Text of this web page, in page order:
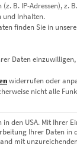
x 60 cm, 120 x
B. IP-Adressen), z.
und Inhalten.
finden Sie in
Daten
widerrufen oder
nicht alle
in den USA. Mit Ihrer
Ihrer Daten in
mit